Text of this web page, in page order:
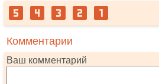
Комментарии
Ваш комментарий